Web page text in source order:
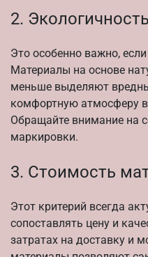
2. Экологичность
Это особенно важно,
Материалы на основе
меньше выделяют
комфортную атмосферу
Обращайте внимание на
маркировки.
3. Стоимость
Этот критерий всегда
сопоставлять цену и
затратах на доставку и